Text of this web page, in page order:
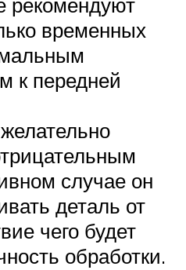
временных
к передней
случае он
деталь от
чего будет
обработки.